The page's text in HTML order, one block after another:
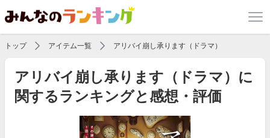
トップ アイテム一覧 アリバイ崩し承ります（ドラマ）
アリバイ崩し承ります（ドラマ）に
関するランキングと感想・評価